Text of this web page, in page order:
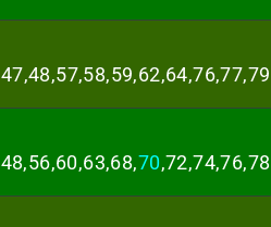
47,48,57,58,59,62,64,76,77,79
48,56,60,63,68,70,72,74,76,78